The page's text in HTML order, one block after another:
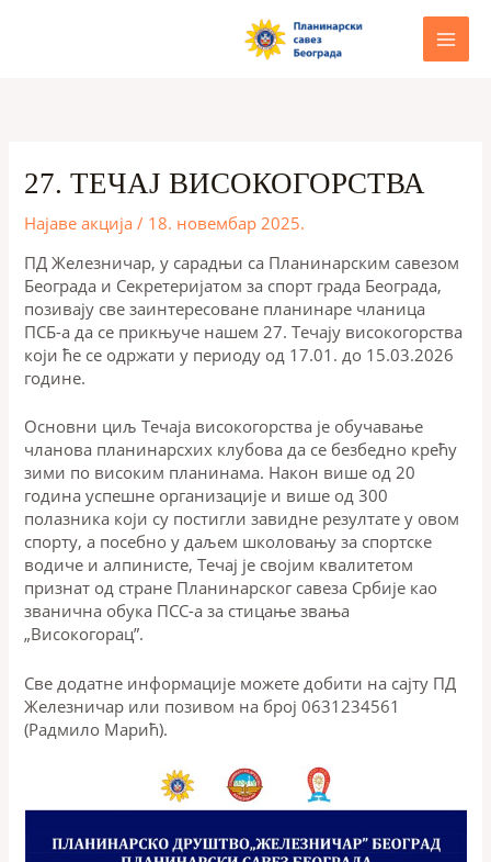
27. ТЕЧАЈ ВИСОКОГОРСТВА
Најаве акција / 18. новембар 2025.
ПД Железничар, у сарадњи са Планинарским савезом
Београда и Секретеријатом за спорт града Београда,
позивају све заинтересоване планинаре чланица
ПСБ-а да се прикњуче нашем 27. Течају високогорства
који ће се одржати у периоду од 17.01. до 15.03.2026
године.
Основни циљ Течаја високогорства је обучавање
чланова планинарсхих клубова да се безбедно крећу
зими по високим планинама. Након више од 20
година успешне организације и више од 300
полазника који су постигли завидне резултате у овом
спорту, а посебно у даљем школовању за спортске
водиче и алпинисте, Течај је својим квалитетом
признат од стране Планинарског савеза Србије као
званична обука ПСС-а за стицање звања
„Високогорац”.
Све додатне информације можете добити на сајту ПД
Железничар или позивом на број 0631234561
(Радмило Марић).